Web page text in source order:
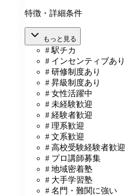
特徴・詳細条件
もっと見る
# 駅チカ
# インセンティブあり
# 研修制度あり
# 昇級制度あり
# 女性活躍中
# 未経験歓迎
# 経験者歓迎
# 理系歓迎
# 文系歓迎
# 高校受験経験者歓迎
# プロ講師募集
# 地域密着塾
# 大手学習塾
# 名門・難関に強い